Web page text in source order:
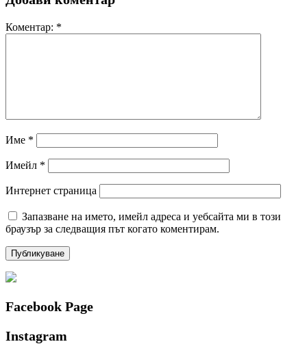
Коментар: *
Име *
Имейл *
Интернет страница
Запазване на името, имейл адреса и уебсайта ми в този
браузър за следващия път когато коментирам.
Facebook Page
Instagram